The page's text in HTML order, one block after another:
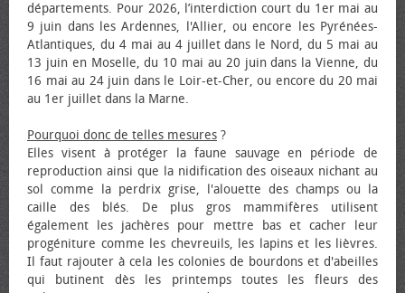
départements. Pour 2026, l’interdiction court du 1er mai au
9 juin dans les Ardennes, l'Allier, ou encore les Pyrénées-
Atlantiques, du 4 mai au 4 juillet dans le Nord, du 5 mai au
13 juin en Moselle, du 10 mai au 20 juin dans la Vienne, du
16 mai au 24 juin dans le Loir-et-Cher, ou encore du 20 mai
au 1er juillet dans la Marne.
Pourquoi donc de telles mesures ?
Elles visent à protéger la faune sauvage en période de
reproduction ainsi que la nidification des oiseaux nichant au
sol comme la perdrix grise, l'alouette des champs ou la
caille des blés. De plus gros mammifères utilisent
également les jachères pour mettre bas et cacher leur
progéniture comme les chevreuils, les lapins et les lièvres.
Il faut rajouter à cela les colonies de bourdons et d'abeilles
qui butinent dès les printemps toutes les fleurs des